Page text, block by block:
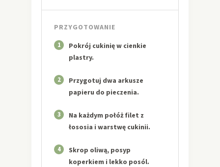
PRZYGOTOWANIE
1
Pokrój cukinię w cienkie
plastry.
2
Przygotuj dwa arkusze
papieru do pieczenia.
3
Na każdym połóż filet z
łososia i warstwę cukinii.
4
Skrop oliwą, posyp
koperkiem i lekko posól.